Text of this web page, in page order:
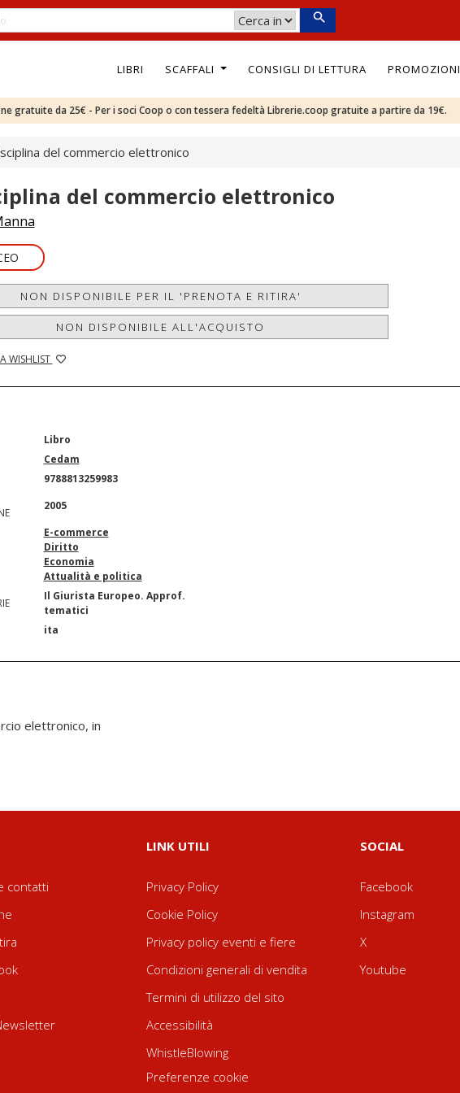
LIBRI SCAFFALI CONSIGLI DI LETTURA PROMOZIONI
gratuite da 25€ - Per i soci Coop o con tessera fedeltà Librerie.coop gratuite a partire da 19€.
del commercio elettronico
del commercio elettronico
NON DISPONIBILE PER IL 'PRENOTA E RITIRA'
NON DISPONIBILE ALL'ACQUISTO
WISHLIST
Libro
Cedam
9788813259983
2005
E-commerce
Diritto
Economia
Attualità e politica
Il Giurista Europeo. Approf.
tematici
ita
elettronico, in
contatti
LINK UTILI
Privacy Policy
Cookie Policy
Privacy policy eventi e fiere
Condizioni generali di vendita
Termini di utilizzo del sito
Accessibilità
WhistleBlowing
Preferenze cookie
SOCIAL
Facebook
Instagram
X
Youtube